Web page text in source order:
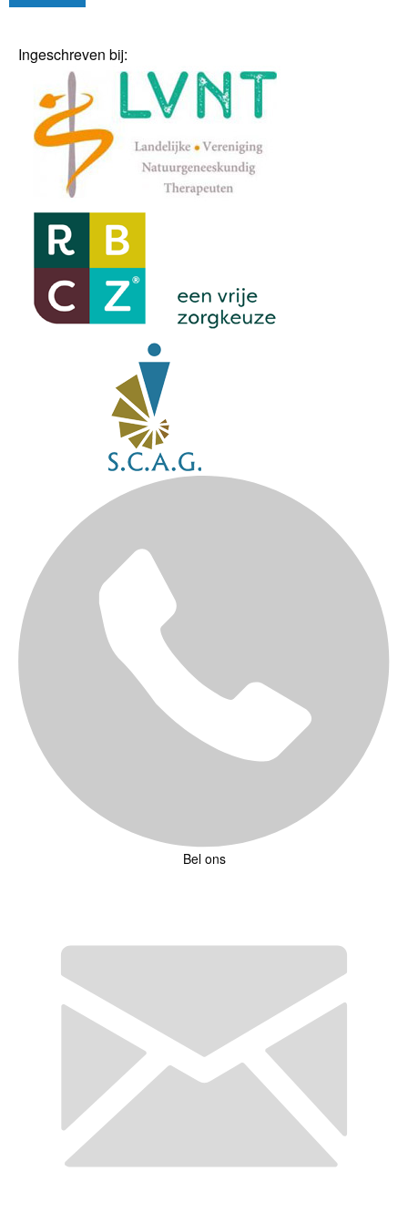
Ingeschreven bij:
Bel ons